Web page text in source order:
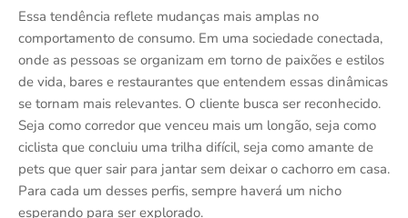
Essa tendência reflete mudanças mais amplas no
comportamento de consumo. Em uma sociedade conectada,
onde as pessoas se organizam em torno de paixões e estilos
de vida, bares e restaurantes que entendem essas dinâmicas
se tornam mais relevantes. O cliente busca ser reconhecido.
Seja como corredor que venceu mais um longão, seja como
ciclista que concluiu uma trilha difícil, seja como amante de
pets que quer sair para jantar sem deixar o cachorro em casa.
Para cada um desses perfis, sempre haverá um nicho
esperando para ser explorado.